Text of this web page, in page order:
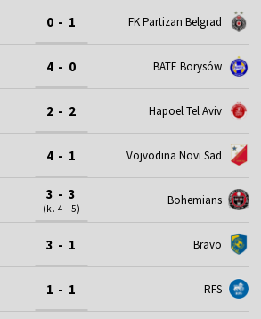
0 - 1 FK Partizan Belgrad
4 - 0 BATE Borysów
2 - 2 Hapoel Tel Aviv
4 - 1 Vojvodina Novi Sad
3 - 3
(k. 4 - 5)
Bohemians
3 - 1 Bravo
1 - 1 RFS